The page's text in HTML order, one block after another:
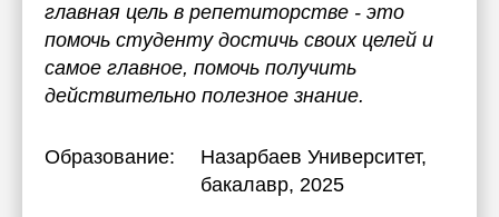
главная цель в репетиторстве - это
помочь студенту достичь своих целей и
самое главное, помочь получить
действительно полезное знание.
Образование: Назарбаев Университет,
бакалавр, 2025